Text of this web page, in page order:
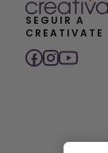
SEGUIR A
CREATIVATE